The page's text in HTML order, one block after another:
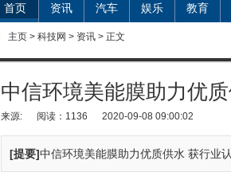
首页 资讯 汽车 娱乐 教育
主页 > 科技网 > 资讯 > 正文
中信环境美能膜助力优
来源: 阅读：1136 2020-09-08 09:00:02
[提要]中信环境美能膜助力优质供水 获行业认